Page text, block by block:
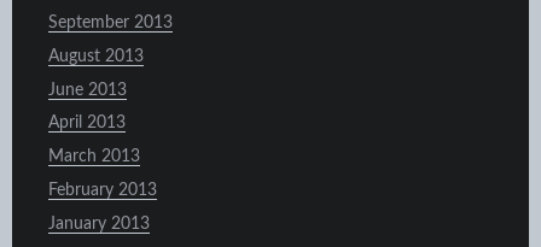
September 2013
August 2013
June 2013
April 2013
March 2013
February 2013
January 2013